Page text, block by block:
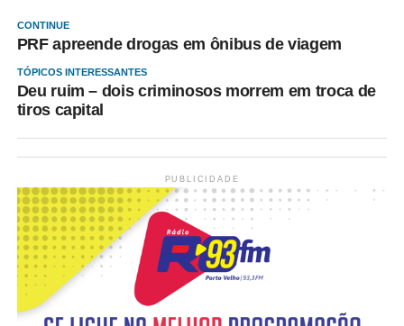
CONTINUE
PRF apreende drogas em ônibus de viagem
TÓPICOS INTERESSANTES
Deu ruim – dois criminosos morrem em troca de
tiros capital
PUBLICIDADE